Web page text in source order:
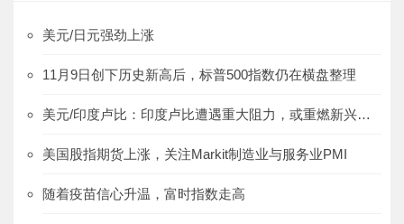
美元/日元强劲上涨
11月9日创下历史新高后，标普500指数仍在横盘整理
美元/印度卢比：印度卢比遭遇重大阻力，或重燃新兴市场货币忧虑
美国股指期货上涨，关注Markit制造业与服务业PMI
随着疫苗信心升温，富时指数走高